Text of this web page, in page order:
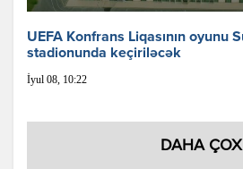
UEFA Konfrans Liqasının oyunu
stadionunda keçiriləcək
İyul 08, 10:22
DAHA ÇOX